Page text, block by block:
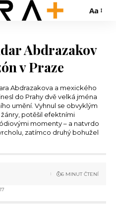
Aa
Abdrazakov
v Praze
Abdrazakova a mexického
do Prahy dvě velká jména
umění. Vyhnul se obvyklým
potěšil efektními
momenty – a natvrdo
zatímco druhý bohužel
6 MINUT ČTENÍ